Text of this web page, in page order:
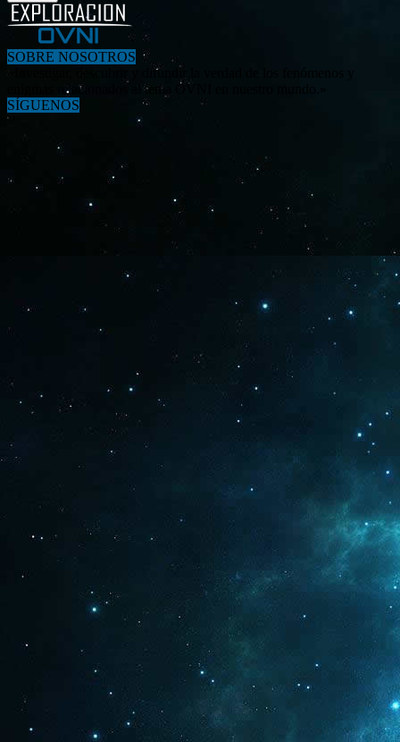
SOBRE NOSOTROS
«Investigar, descubrir y difundir la verdad de los fenómenos y
enigmas relacionados al tema OVNI en nuestro mundo.»
SÍGUENOS